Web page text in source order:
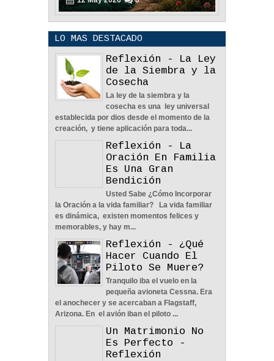
POLÍTICA DE PRIVACIDAD
2023 0
La Amistad y el Noviazgo -
Reflexión
04 Jun 2022 0
Nos Toca Escoger El
Camino, Fácil O Difícil -
Reflexión
2022 0
LO MAS DESTACADO
Reflexión - La Ley
de la Siembra y la
Cosecha
La ley de la siembra y la
cosecha es una ley universal
establecida por dios desde el momento de la
creación, y tiene aplicación para toda...
Reflexión - La
Oración En Familia
Es Una Gran
Bendición
Usted Sabe ¿Cómo Incorporar
la Oración a la vida familiar? La vida familiar
es dinámica, existen momentos felices y
memorables, y hay m...
Reflexión - ¿Qué
Hacer Cuando El
Piloto Se Muere?
Tranquilo iba el vuelo en la
pequeña avioneta Cessna. Era
el anochecer y se acercaban a Flagstaff,
Arizona. En el avión iban el piloto ...
Un Matrimonio No
Es Perfecto -
Reflexión